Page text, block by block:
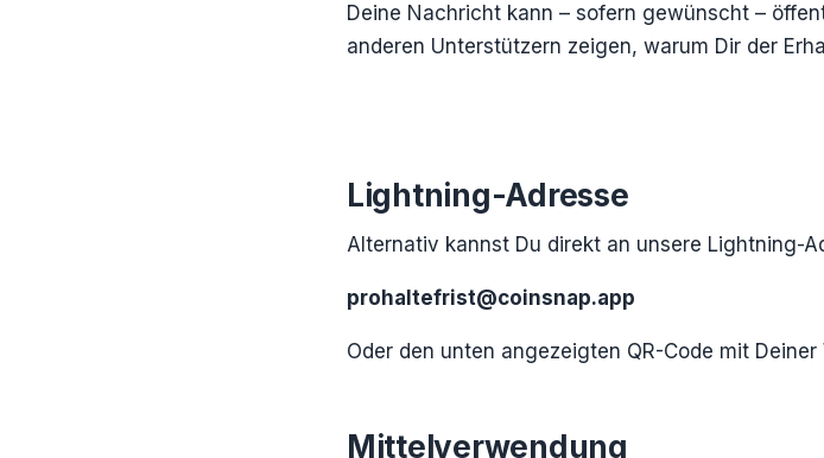
Deine Nachricht kann – sofern gewünscht –
anderen Unterstützern zeigen, warum Dir der
Lightning-Adresse
Alternativ kannst Du direkt an unsere Lightning-
prohaltefrist@coinsnap.app
Oder den unten angezeigten QR-Code mit Deiner
Mittelverwendung